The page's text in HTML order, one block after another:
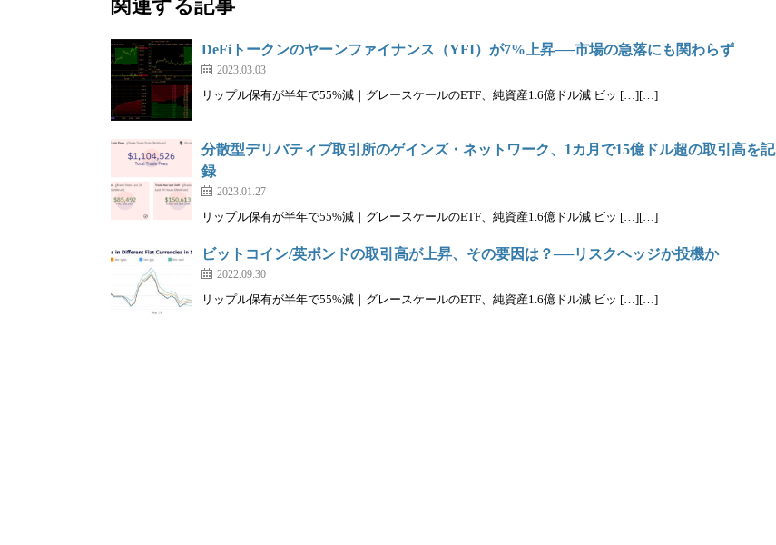
関連する記事
DeFiトークンのヤーンファイナンス（YFI）が7%上昇──市場の急落にも関わらず
2023.03.03
リップル保有が半年で55%減｜グレースケールのETF、純資産1.6億ドル減 ビッ […][…]
分散型デリバティブ取引所のゲインズ・ネットワーク、1カ月で15億ドル超の取引高を記
録
2023.01.27
リップル保有が半年で55%減｜グレースケールのETF、純資産1.6億ドル減 ビッ […][…]
ビットコイン/英ポンドの取引高が上昇、その要因は？──リスクヘッジか投機か
2022.09.30
リップル保有が半年で55%減｜グレースケールのETF、純資産1.6億ドル減 ビッ […][…]